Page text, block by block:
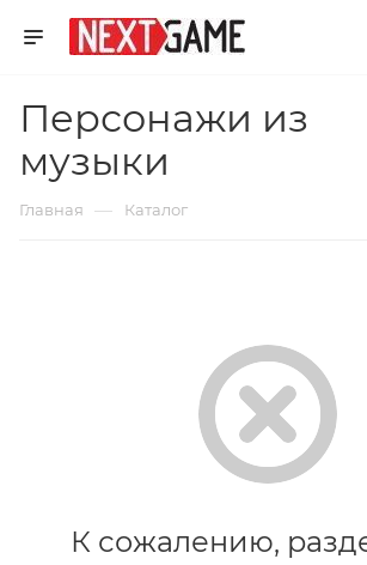
Персонажи из
музыки
Главная — Каталог
К сожалению,